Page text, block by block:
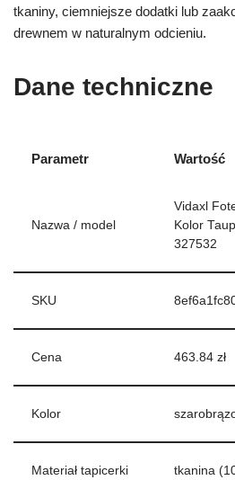
tkaniny, ciemniejsze dodatki lub
drewnem w naturalnym odcieniu.
Dane techniczne
Parametr Wartość
Nazwa / model
Vidaxl
Kolor
327532
SKU
Cena 463.84 zł
Kolor
Materiał tapicerki tkanina